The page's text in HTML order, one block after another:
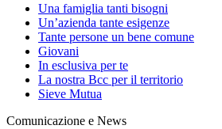
Una famiglia tanti bisogni
Un’azienda tante esigenze
Tante persone un bene comune
Giovani
In esclusiva per te
La nostra Bcc per il territorio
Sieve Mutua
Comunicazione e News